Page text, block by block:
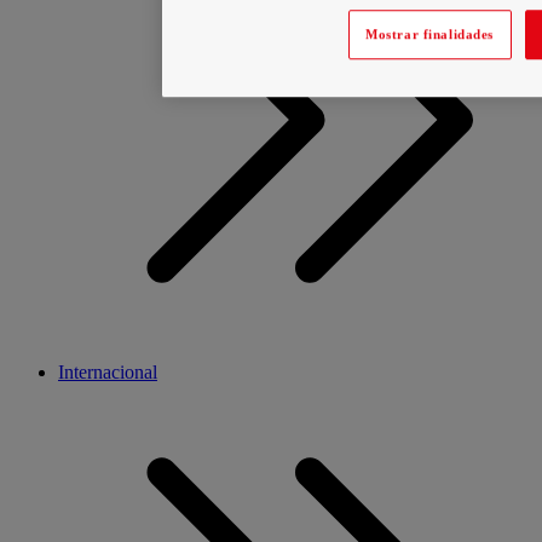
Internacional
Mostrar finalidades